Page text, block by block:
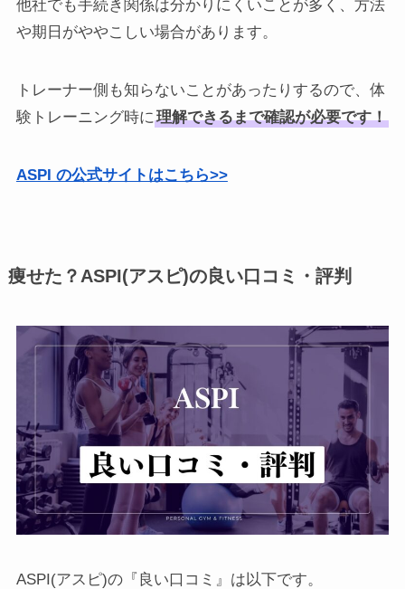
他社でも手続き関係は分かりにくいことが多く、方法
や期日がややこしい場合があります。
トレーナー側も知らないことがあったりするので、体
験トレーニング時に理解できるまで確認が必要です！
ASPI の公式サイトはこちら>>
痩せた？ASPI(アスピ)の良い口コミ・評判
ASPI(アスピ)の『良い口コミ』は以下です。